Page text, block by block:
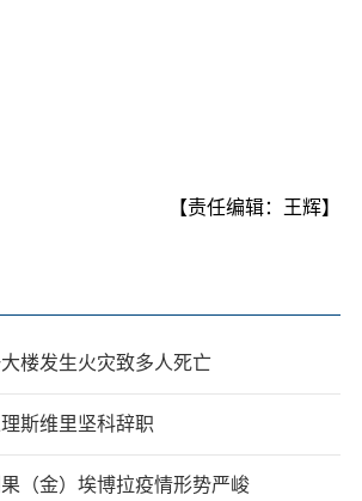
【责任编辑：王辉】
楼发生火灾致多人死亡
斯维里坚科辞职
（金）埃博拉疫情形势严峻